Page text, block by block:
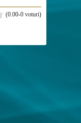
(0.00-0 voturi)